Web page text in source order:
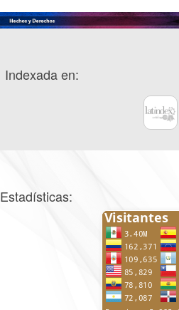
Indexada en:
Estadísticas: